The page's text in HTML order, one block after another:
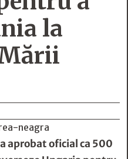
la
aprobat oficial ca 500